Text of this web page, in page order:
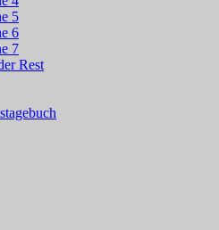
5
6
7
Rest